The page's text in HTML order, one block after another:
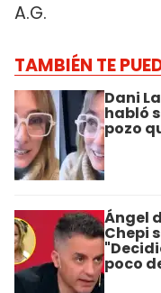
A.G.
TAMBIÉN TE
Dani
habló
pozo
Ángel
Chepi
poco